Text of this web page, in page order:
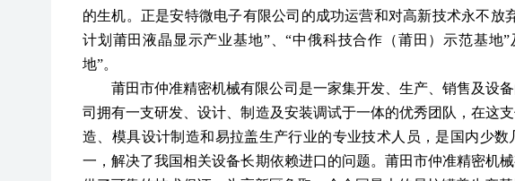
的生机。正是安特微电子有限公司的成功运营和对高新技术永不放
计划莆田液晶显示产业基地”、“中俄科技合作（莆田）示范基地
地”。
莆田市仲准精密机械有限公司是一家集开发、生产、销售及设
司拥有一支研发、设计、制造及安装调试于一体的优秀团队，在这
造、模具设计制造和易拉盖生产行业的专业技术人员，是国内少
一，解决了我国相关设备长期依赖进口的问题。莆田市仲准精密机